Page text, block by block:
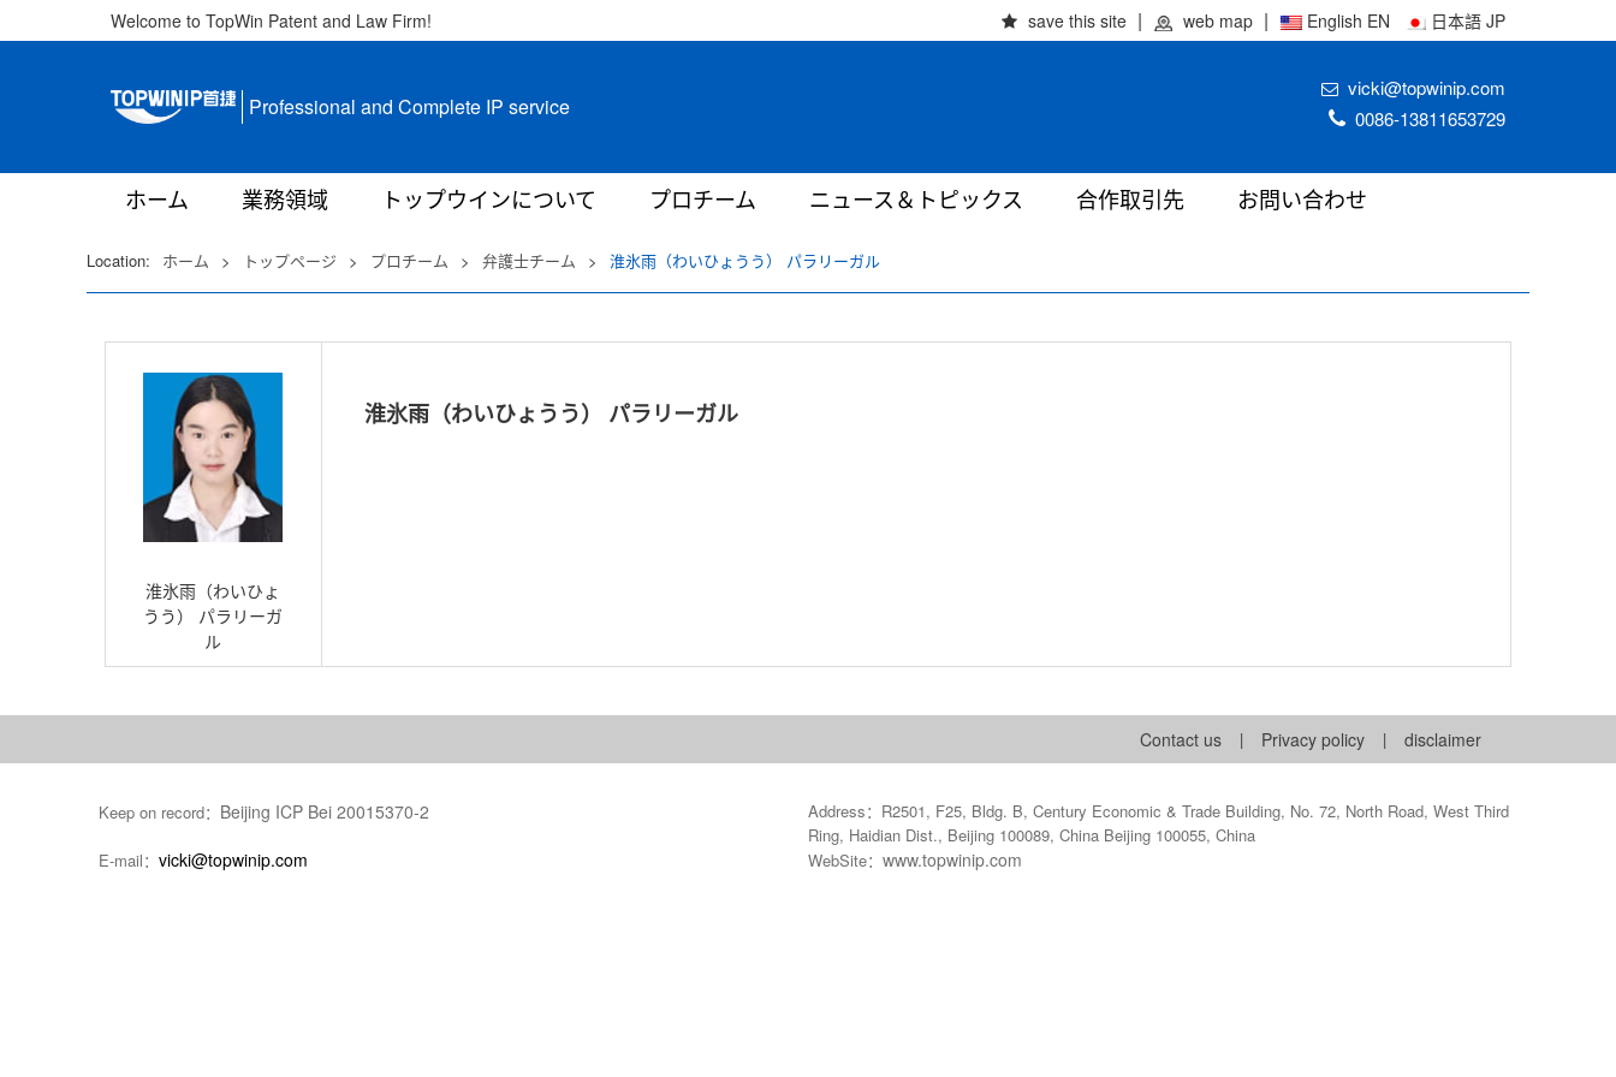
Welcome to TopWin Patent and Law Firm! save this site web map English EN 日本語 JP
Professional and Complete IP service
vicki@topwinip.com
0086-13811653729
ホーム 業務領域 トップウインについて プロチーム ニュース＆トピックス 合作取引先 お問い合わせ
Location: ホーム > トップページ > プロチーム > 弁護士チーム > 淮氷雨（わいひょうう） パラリーガル
淮氷雨（わいひょ
うう） パラリーガ
ル
淮氷雨（わいひょうう） パラリーガル
Contact us | Privacy policy | disclaimer
Keep on record： Beijing ICP Bei 20015370-2
Address：R2501, F25, Bldg. B, Century Economic & Trade Building, No. 72, North Road, West Third
Ring, Haidian Dist., Beijing 100089, China Beijing 100055, China
E-mail： vicki@topwinip.com WebSite： www.topwinip.com